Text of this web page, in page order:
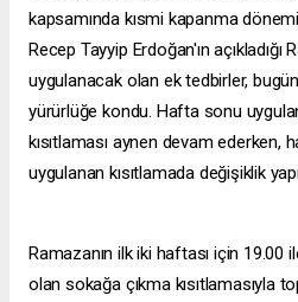
kapsamında kısmi kapanma
Recep Tayyip Erdoğan'ın açıkladığı
uygulanacak olan ek tedbirler,
yürürlüğe kondu. Hafta sonu
kısıtlaması aynen devam ederken,
uygulanan kısıtlamada değişiklik
Ramazanın ilk iki haftası için 19.00
olan sokağa çıkma kısıtlamasıyla